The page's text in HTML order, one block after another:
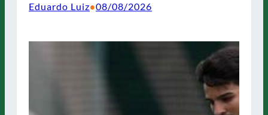
Eduardo Luiz•08/08/2026